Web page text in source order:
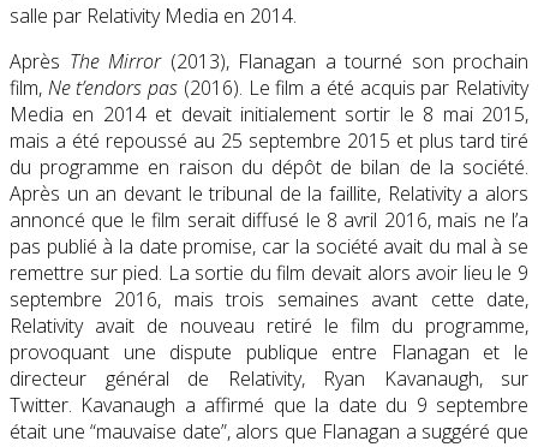
salle par Relativity Media en 2014.
Après The Mirror(2013), Flanagan a tourné son prochain
film, Ne t’endors pas (2016). Le film a été acquis par Relativity
Media en 2014 et devait initialement sortir le 8 mai 2015,
mais a été repoussé au 25 septembre 2015 et plus tard tiré
du programme en raison du dépôt de bilan de la société.
Après un an devant le tribunal de la faillite, Relativity a alors
annoncé que le film serait diffusé le 8 avril 2016, mais ne l’a
pas publié à la date promise, car la société avait du mal à se
remettre sur pied. La sortie du film devait alors avoir lieu le 9
septembre 2016, mais trois semaines avant cette date,
Relativity avait de nouveau retiré le film du programme,
provoquant une dispute publique entre Flanagan et le
directeur général de Relativity, Ryan Kavanaugh, sur
Twitter. Kavanaugh a affirmé que la date du 9 septembre
était une “mauvaise date”, alors que Flanagan a suggéré que